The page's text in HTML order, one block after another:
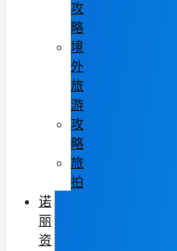
攻
略
境
外
旅
游
攻
略
旅
拍
诺
丽
资